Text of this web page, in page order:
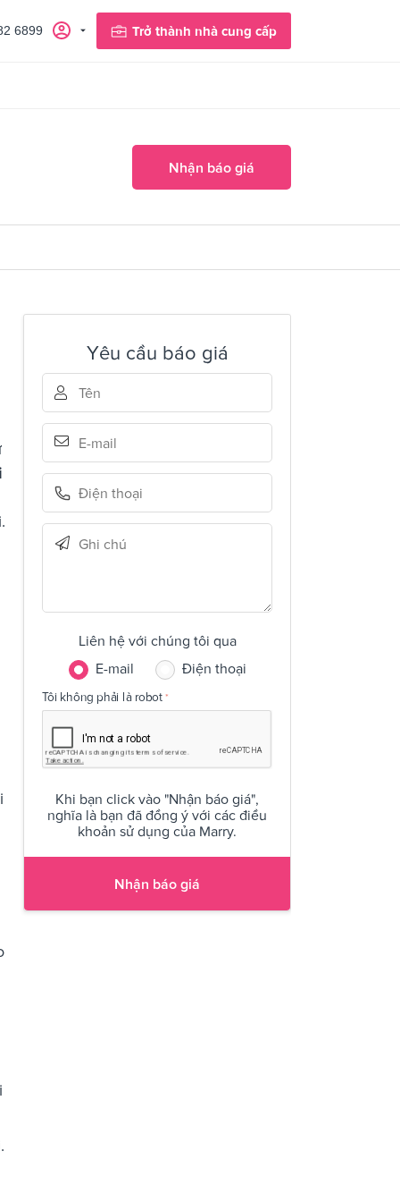
Trở thành nhà cung cấp
6899
Nhận báo giá
Yêu cầu báo giá
Liên hệ với chúng tôi qua
E-mail
Điện thoại
Tôi không phải là robot
Khi bạn click vào "Nhận báo giá",
nghĩa là bạn đã đồng ý với các điều
khoản sử dụng của Marry.
Nhận báo giá